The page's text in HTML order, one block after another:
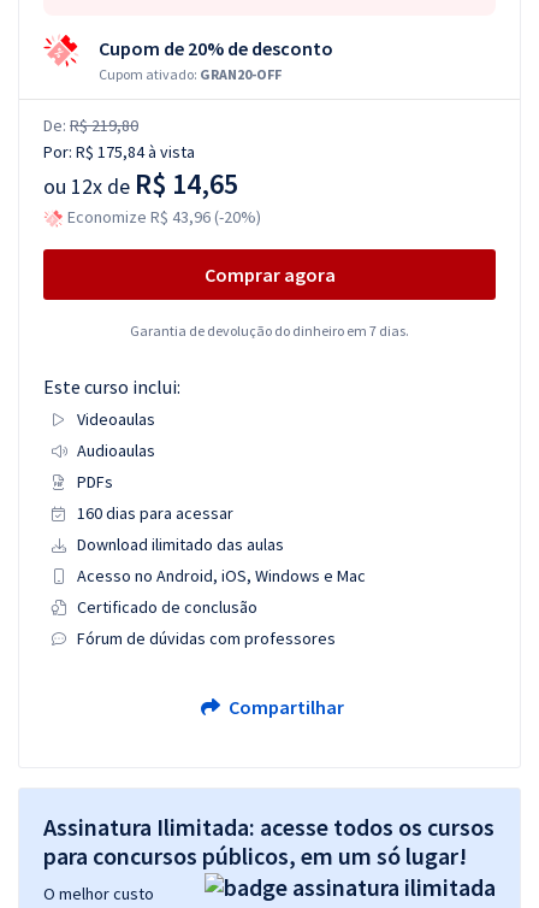
Cupom de 20% de desconto
Cupom ativado: GRAN20-OFF
De: R$ 219,80
Por: R$ 175,84à vista
ou 12x de R$ 14,65
Economize R$ 43,96 (-20%)
Comprar agora
Garantia de devolução do dinheiro em 7 dias.
Este curso inclui:
Videoaulas
Audioaulas
PDFs
160 dias para acessar
Download ilimitado das aulas
Acesso no Android, iOS, Windows e Mac
Certificado de conclusão
Fórum de dúvidas com professores
Compartilhar
Assinatura Ilimitada: acesse todos os cursos
para concursos públicos, em um só lugar!
O melhor custo